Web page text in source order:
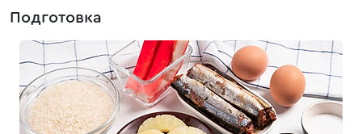
Подготовка